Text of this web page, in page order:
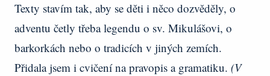
Texty stavím tak, aby se děti i něco dozvěděly, o
adventu četly třeba legendu o sv. Mikulášovi, o
barkorkách nebo o tradicích v jiných zemích.
Přidala jsem i cvičení na pravopis a gramatiku. (V